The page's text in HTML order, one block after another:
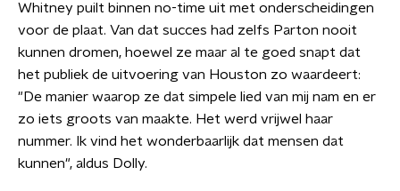
Whitney puilt binnen no-time uit met onderscheidingen
voor de plaat. Van dat succes had zelfs Parton nooit
kunnen dromen, hoewel ze maar al te goed snapt dat
het publiek de uitvoering van Houston zo waardeert:
"De manier waarop ze dat simpele lied van mij nam en er
zo iets groots van maakte. Het werd vrijwel haar
nummer. Ik vind het wonderbaarlijk dat mensen dat
kunnen", aldus Dolly.